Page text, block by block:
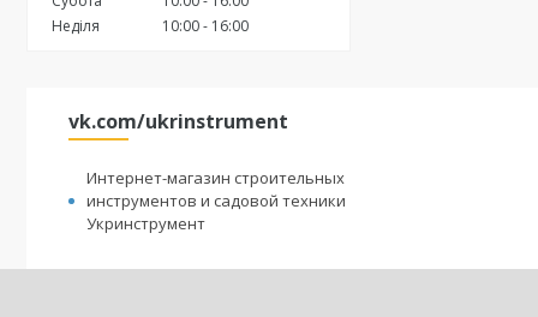
Неділя
10:00 16:00
vk.com/ukrinstrument
Интернет-магазин строительных
инструментов и садовой техники
Укринструмент